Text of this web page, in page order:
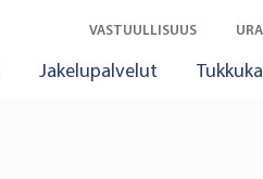
VASTUULLISUUS
Jakelupalvelut